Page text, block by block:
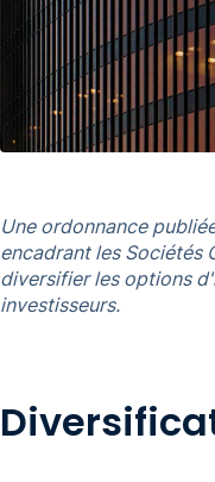
Une ordonnance
encadrant les Sociétés
diversifier les options
investisseurs.